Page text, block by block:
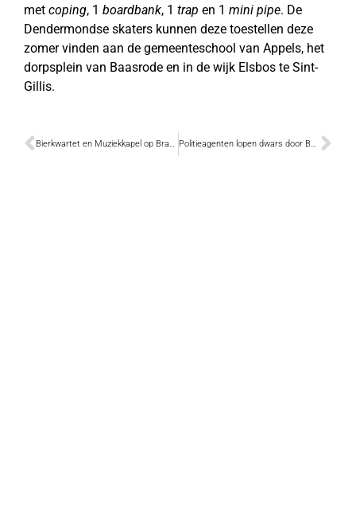
met coping, 1 boardbank, 1 trap en 1 mini pipe. De
Dendermondse skaters kunnen deze toestellen deze
zomer vinden aan de gemeenteschool van Appels, het
dorpsplein van Baasrode en in de wijk Elsbos te Sint-
Gillis.
Bierkwartet en Muziekkapel op Brandweerweekend Politieagenten lopen dwars door België